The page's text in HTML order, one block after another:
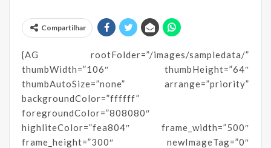
Compartilhar
{AG rootFolder=”/images/sampledata/”
thumbWidth=”106″ thumbHeight=”64″
thumbAutoSize=”none” arrange=”priority”
backgroundColor=”ffffff”
foregroundColor=”808080″
highliteColor=”fea804″ frame_width=”500″
frame_height=”300″ newImageTag=”0″